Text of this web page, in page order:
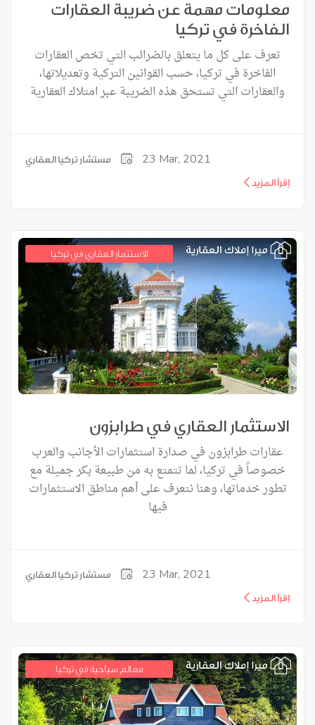
معلومات مهمة عن ضريبة العقارات
الفاخرة في تركيا
تعرف على كل ما يتعلق بالضرائب التي تخص العقارات
الفاخرة في تركيا، حسب القوانين التركية وتعديلاتها،
والعقارات التي تستحق هذه الضريبة عبر امتلاك العقارية
مستشار تركيا العقاري 23 Mar, 2021
إقرأ المزيد
الاستثمار العقاري في تركيا
الاستثمار العقاري في طرابزون
عقارات طرابزون في صدارة استثمارات الأجانب والعرب
خصوصاً في تركيا، لما تتمتع به من طبيعة بكر جميلة مع
تطور خدماتها، وهنا نتعرف على أهم مناطق الاستثمارات
فيها
مستشار تركيا العقاري 23 Mar, 2021
إقرأ المزيد
معالم سياحية في تركيا